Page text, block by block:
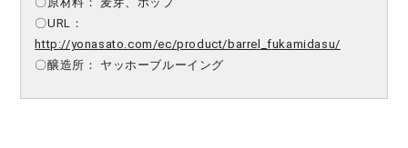
〇URL：
http://yonasato.com/ec/product/barrel_fukamidasu/
〇醸造所： ヤッホーブルーイング